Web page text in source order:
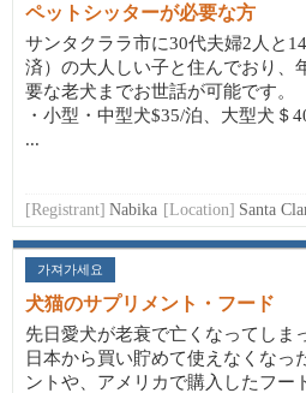
ペットシッターが必要な方
サンタクララ市に30代夫婦2人と
済）の大人しい子と住んでおり、
要な老犬までお世話が可能です。
・小型・中型犬$35/泊、大型犬＄
...
[Registrant] Nabika [Location] Santa
가져가세요
犬猫のサプリメント・フード
先日愛犬が老衰で亡くなってしま
日本から買い貯めて使えなくなっ
ントや、アメリカで購入したフー